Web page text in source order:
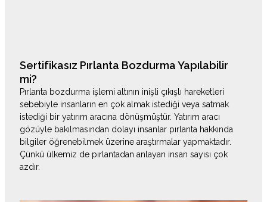
Sertifikasız Pırlanta Bozdurma Yapılabilir
mi?
Pırlanta bozdurma işlemi altının inişli çıkışlı hareketleri
sebebiyle insanların en çok almak istediği veya satmak
istediği bir yatırım aracına dönüşmüştür. Yatırım aracı
gözüyle bakılmasından dolayı insanlar pırlanta hakkında
bilgiler öğrenebilmek üzerine araştırmalar yapmaktadır.
Çünkü ülkemiz de pırlantadan anlayan insan sayısı çok
azdır.